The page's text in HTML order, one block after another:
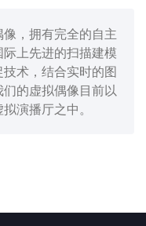
，拥有完全的自主
上先进的扫描建模
术，结合实时的图
的虚拟偶像目前以
演播厅之中。